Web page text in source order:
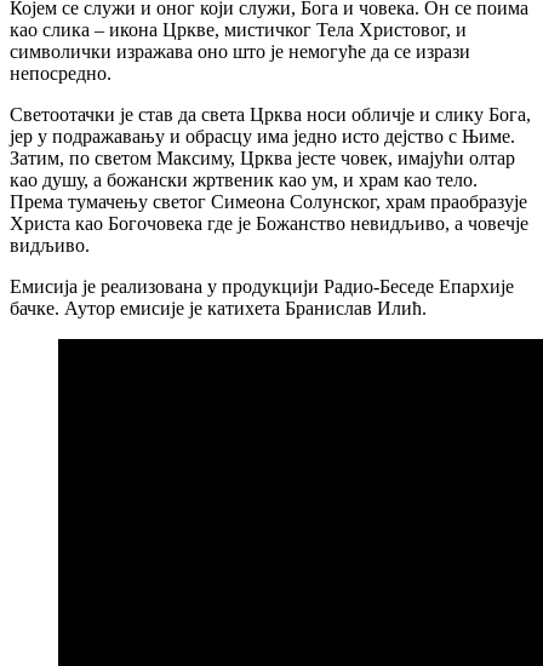
Којем се служи и оног који служи, Бога и човека. Он се поима
као слика – икона Цркве, мистичког Тела Христовог, и
символички изражава оно што је немогуће да се изрази
непосредно.
Светоотачки је став да света Црква носи обличје и слику Бога,
јер у подражавању и обрасцу има једно исто дејство с Њиме.
Затим, по светом Максиму, Црква јесте човек, имајући олтар
као душу, а божански жртвеник као ум, и храм као тело.
Према тумачењу светог Симеона Солунског, храм праобразује
Христа као Богочовека где је Божанство невидљиво, а човечје
видљиво.
Емисија је реализована у продукцији Радио-Беседе Епархије
бачке. Аутор емисије је катихета Бранислав Илић.